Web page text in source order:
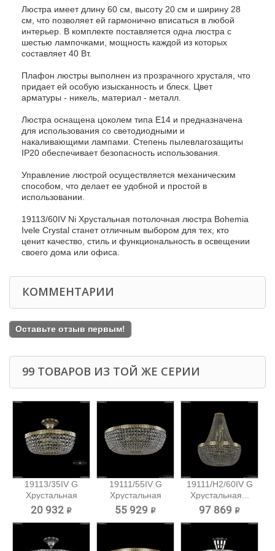
Люстра имеет длину 60 см, высоту 20 см и ширину 28
см, что позволяет ей гармонично вписаться в любой
интерьер. В комплекте поставляется одна люстра с
шестью лампочками, мощность каждой из которых
составляет 40 Вт.
Плафон люстры выполнен из прозрачного хрусталя, что
придает ей особую изысканность и блеск. Цвет
арматуры - никель, материал - металл.
Люстра оснащена цоколем типа E14 и предназначена
для использования со светодиодными и
накаливающими лампами. Степень пылевлагозащиты
IP20 обеспечивает безопасность использования.
Управление люстрой осуществляется механическим
способом, что делает ее удобной и простой в
использовании.
19113/60IV Ni Хрустальная потолочная люстра Bohemia
Ivele Crystal станет отличным выбором для тех, кто
ценит качество, стиль и функциональность в освещении
своего дома или офиса.
КОММЕНТАРИИ
Оставьте отзыв первым!
99 ТОВАРОВ ИЗ ТОЙ ЖЕ СЕРИИ
19113/35IV G
Хрустальная
потолочная...
20 932 ₽
19111/55IV G
Хрустальная
потолочная...
55 929 ₽
19111/H2/60IV G
Хрустальная...
97 869 ₽